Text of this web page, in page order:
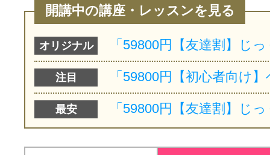
開講中の講座・レッスンを見る
オリジナル
注目
最安